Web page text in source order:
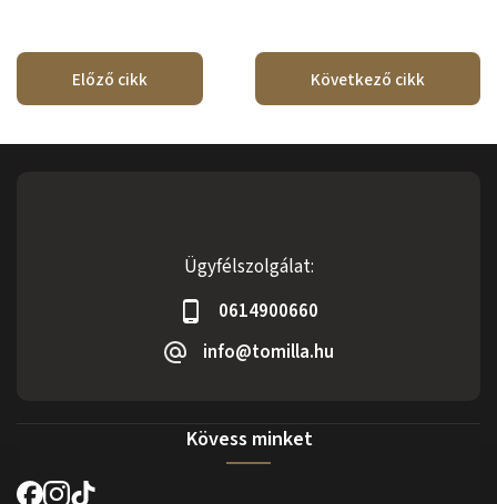
Előző cikk Következő cikk
Ügyfélszolgálat:
0614900660
info@tomilla.hu
Kövess minket